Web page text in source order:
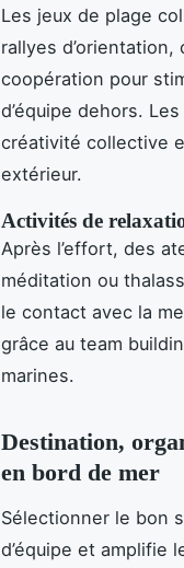
Les jeux de plage
rallyes
coopération pour
d’équipe dehors.
créativité collective
extérieur.
Activités de
Après l’effort, des
méditation ou
le contact avec la
grâce au team
marines.
Destination,
en bord de mer
Sélectionner le bon
d’équipe et amplifie